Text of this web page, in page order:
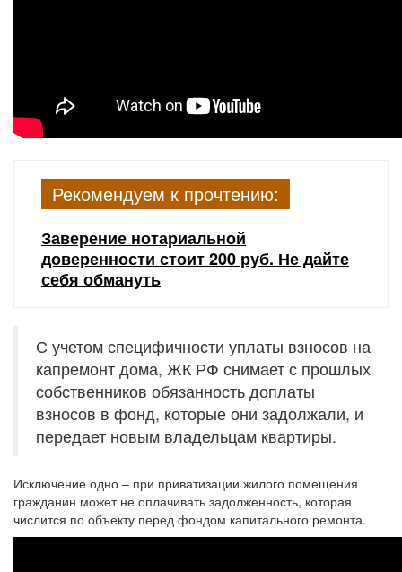
Рекомендуем к прочтению:
Заверение нотариальной
доверенности стоит 200 руб. Не дайте
себя обмануть
С учетом специфичности уплаты взносов на
капремонт дома, ЖК РФ снимает с прошлых
собственников обязанность доплаты
взносов в фонд, которые они задолжали, и
передает новым владельцам квартиры.
Исключение одно – при приватизации жилого помещения
гражданин может не оплачивать задолженность, которая
числится по объекту перед фондом капитального ремонта.